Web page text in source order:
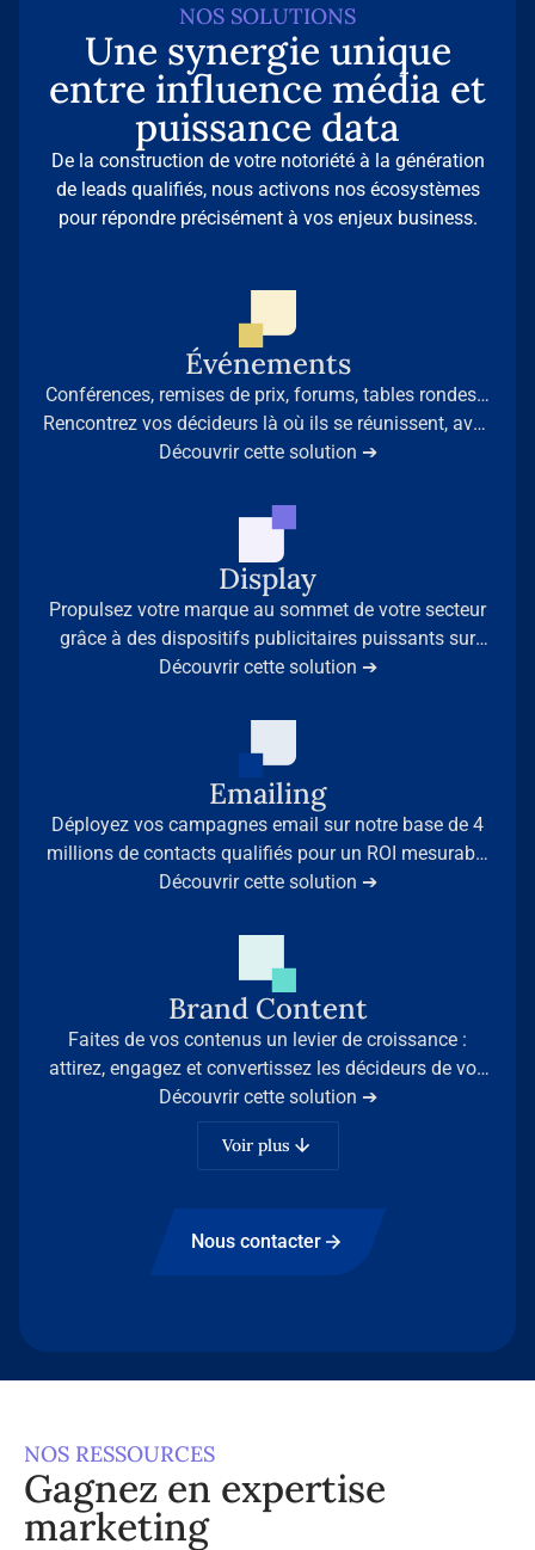
NOS SOLUTIONS
Une synergie unique
entre influence média et
puissance data
De la construction de votre notoriété à la génération
de leads qualifiés, nous activons nos écosystèmes
pour répondre précisément à vos enjeux business.
Événements
Conférences, remises de prix, forums, tables rondes…
Rencontrez vos décideurs là où ils se réunissent, avec
la légitimité des médias professionnels de référence.
Découvrir cette solution ➔
Display
Propulsez votre marque au sommet de votre secteur
grâce à des dispositifs publicitaires puissants sur
nos 35 sites médias leaders.
Découvrir cette solution ➔
Emailing
Déployez vos campagnes email sur notre base de 4
millions de contacts qualifiés pour un ROI mesurable
et des résultats immédiats.
Découvrir cette solution ➔
Brand Content
Faites de vos contenus un levier de croissance :
attirez, engagez et convertissez les décideurs de vos
secteurs grâce à l’expertise d’Infopro Digital Stories.
Découvrir cette solution ➔
Voir plus
Nous contacter
NOS RESSOURCES
Gagnez en expertise
marketing